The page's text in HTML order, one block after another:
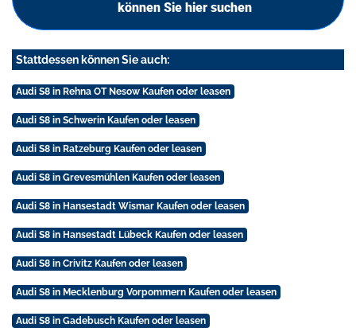
können Sie hier suchen
Stattdessen können Sie auch:
Audi S8 in Rehna OT Nesow Kaufen oder leasen
Audi S8 in Schwerin Kaufen oder leasen
Audi S8 in Ratzeburg Kaufen oder leasen
Audi S8 in Grevesmühlen Kaufen oder leasen
Audi S8 in Hansestadt Wismar Kaufen oder leasen
Audi S8 in Hansestadt Lübeck Kaufen oder leasen
Audi S8 in Crivitz Kaufen oder leasen
Audi S8 in Mecklenburg Vorpommern Kaufen oder leasen
Audi S8 in Gadebusch Kaufen oder leasen